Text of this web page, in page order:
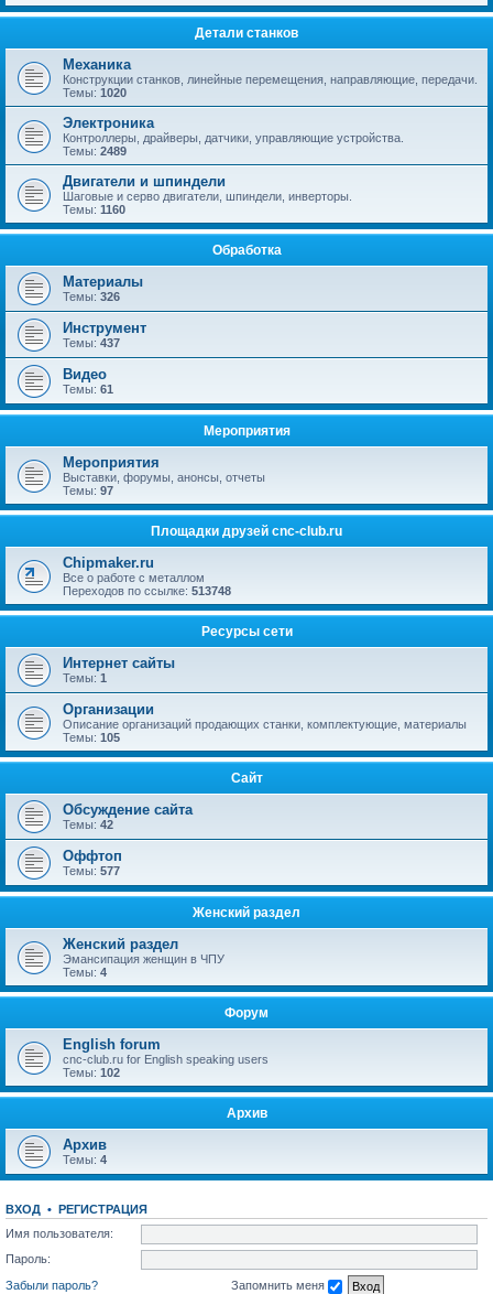
Детали станков
Механика
Конструкции станков, линейные перемещения, направляющие, передачи.
Темы: 1020
Электроника
Контроллеры, драйверы, датчики, управляющие устройства.
Темы: 2489
Двигатели и шпиндели
Шаговые и серво двигатели, шпиндели, инверторы.
Темы: 1160
Обработка
Материалы
Темы: 326
Инструмент
Темы: 437
Видео
Темы: 61
Мероприятия
Мероприятия
Выставки, форумы, анонсы, отчеты
Темы: 97
Площадки друзей cnc-club.ru
Chipmaker.ru
Все о работе с металлом
Переходов по ссылке: 513748
Ресурсы сети
Интернет сайты
Темы: 1
Организации
Описание организаций продающих станки, комплектующие, материалы
Темы: 105
Сайт
Обсуждение сайта
Темы: 42
Оффтоп
Темы: 577
Женский раздел
Женский раздел
Эмансипация женщин в ЧПУ
Темы: 4
Форум
English forum
cnc-club.ru for English speaking users
Темы: 102
Архив
Архив
Темы: 4
ВХОД • РЕГИСТРАЦИЯ
Имя пользователя:
Пароль:
Забыли пароль?
Запомнить меня